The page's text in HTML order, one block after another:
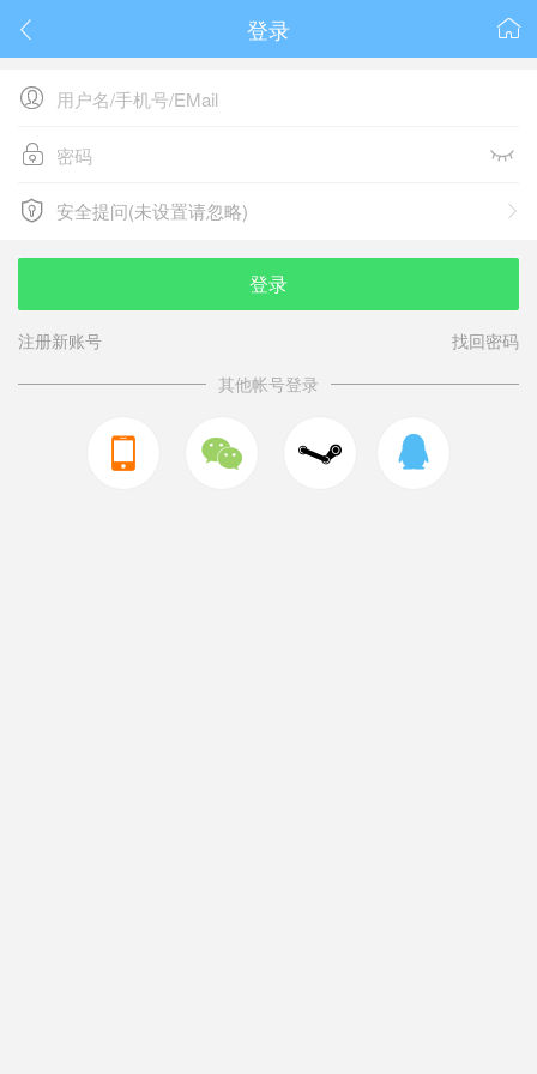
 
登录

 
 
安全提问(未设置请忽略)
安全提问(未设置请忽略)
登录
注册新账号
找回密码
其他帐号登录
  